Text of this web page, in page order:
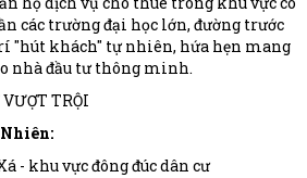
các trường đại học lớn, đường trước
"hút khách" tự nhiên, hứa hẹn mang
nhà đầu tư thông minh.
TRỘI
- khu vực đông đúc dân cư